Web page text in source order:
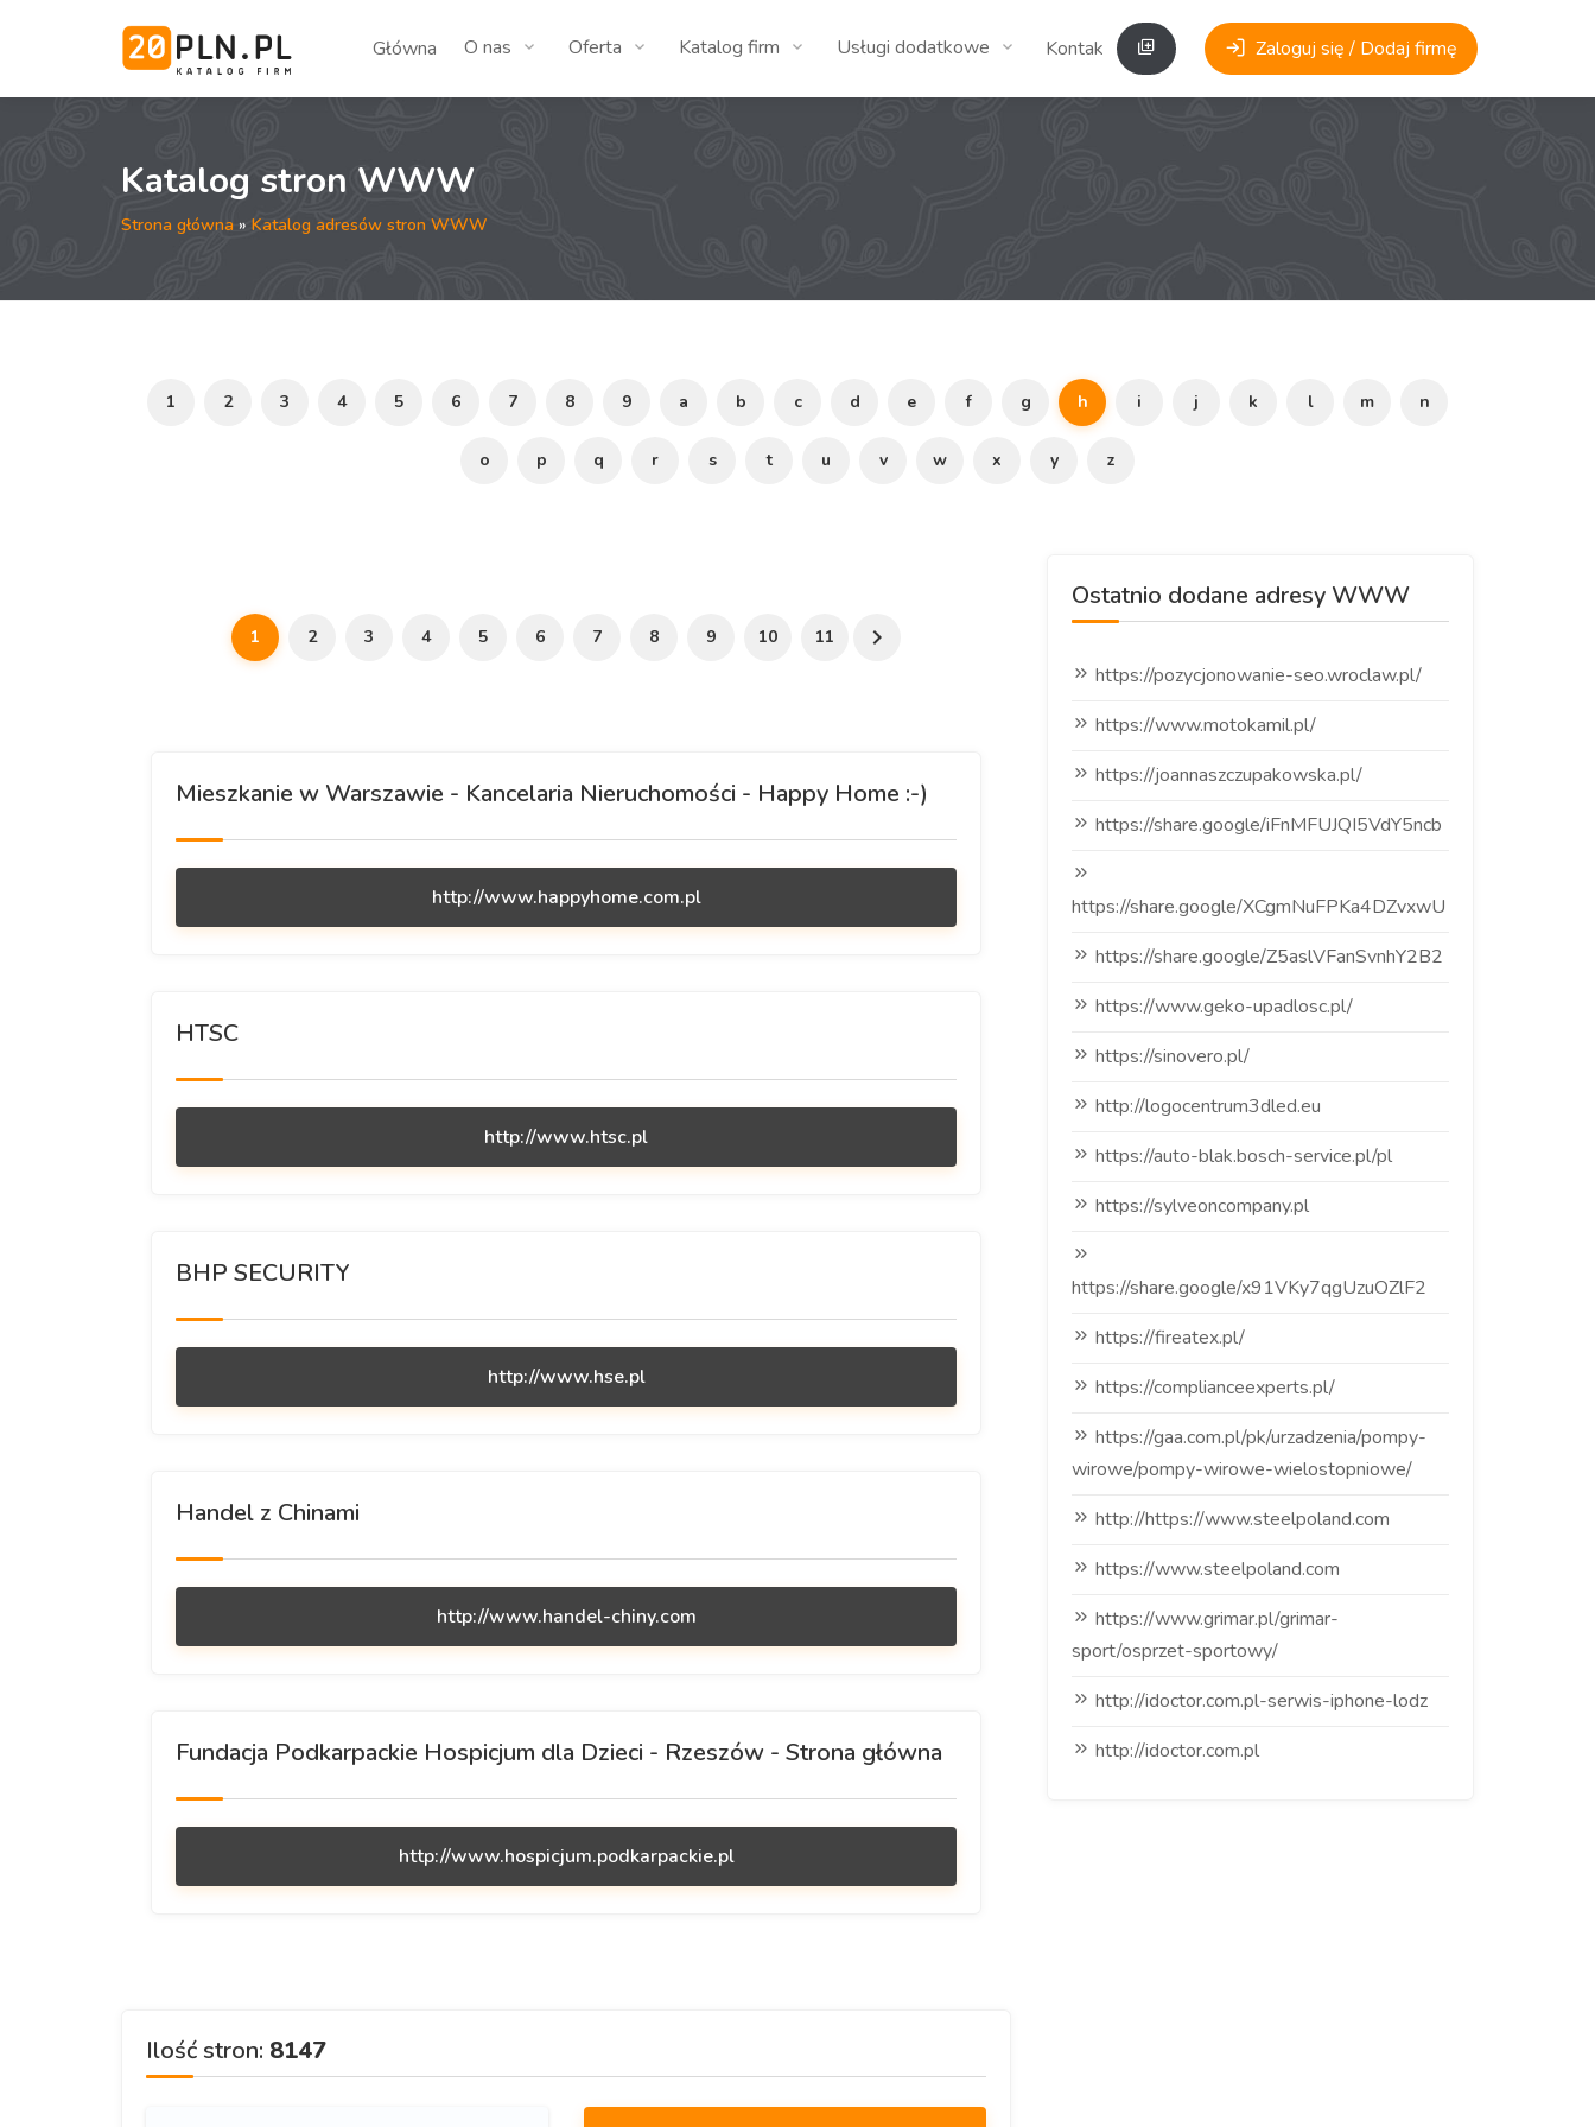
Główna O nas Oferta Katalog firm Usługi dodatkowe Kontakt Zaloguj się / Dodaj firmę
Katalog stron WWW
Strona główna » Katalog adresów stron WWW
1 2 3 4 5 6 7 8 9 a b c d e f g h i j k l m n
o p q r s t u v w x y z
1 2 3 4 5 6 7 8 9 10 11
Mieszkanie w Warszawie - Kancelaria Nieruchomości - Happy Home :-)
http://www.happyhome.com.pl
HTSC
http://www.htsc.pl
BHP SECURITY
http://www.hse.pl
Handel z Chinami
http://www.handel-chiny.com
Fundacja Podkarpackie Hospicjum dla Dzieci - Rzeszów - Strona główna
http://www.hospicjum.podkarpackie.pl
Ilość stron: 8147
Ostatnio dodane adresy WWW
https://pozycjonowanie-seo.wroclaw.pl/
https://www.motokamil.pl/
https://joannaszczupakowska.pl/
https://share.google/iFnMFUJQI5VdY5ncb
https://share.google/XCgmNuFPKa4DZvxwU
https://share.google/Z5aslVFanSvnhY2B2
https://www.geko-upadlosc.pl/
https://sinovero.pl/
http://logocentrum3dled.eu
https://auto-blak.bosch-service.pl/pl
https://sylveoncompany.pl
https://share.google/x91VKy7qgUzuOZlF2
https://fireatex.pl/
https://complianceexperts.pl/
https://gaa.com.pl/pk/urzadzenia/pompy-
wirowe/pompy-wirowe-wielostopniowe/
http://https://www.steelpoland.com
https://www.steelpoland.com
https://www.grimar.pl/grimar-
sport/osprzet-sportowy/
http://idoctor.com.pl-serwis-iphone-lodz
http://idoctor.com.pl